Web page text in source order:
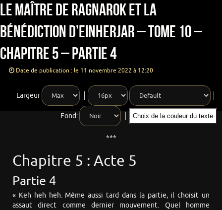
Le Maître de Ragnarok et la
Bénédiction d’Einherjar – Tome 10 –
Chapitre 5 – Partie 4
Date de publication : le 11 novembre 2022 à 12:20
Largeur
Fond: Choix de la couleur du texte
***
Chapitre 5 : Acte 5
Partie 4
« Keh heh heh. Même aussi tard dans la partie, il choisit un
assaut direct comme dernier mouvement. Quel homme